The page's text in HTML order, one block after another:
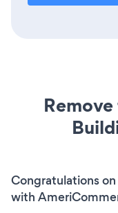
Congratulations
with